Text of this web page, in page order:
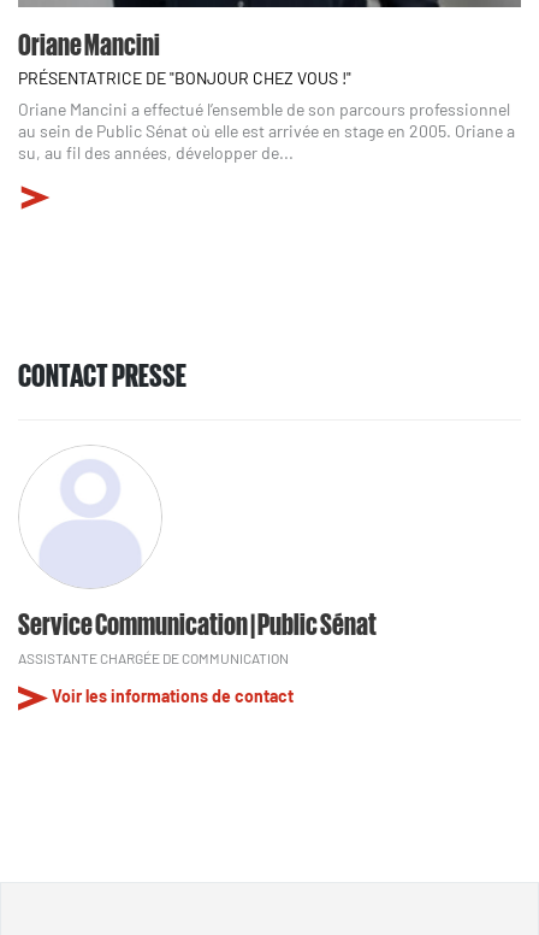
Oriane Mancini
PRÉSENTATRICE DE "BONJOUR CHEZ VOUS !"
Oriane Mancini a effectué l’ensemble de son parcours professionnel
au sein de Public Sénat où elle est arrivée en stage en 2005. Oriane a
su, au fil des années, développer de...
CONTACT PRESSE
Service Communication | Public Sénat
ASSISTANTE CHARGÉE DE COMMUNICATION
Voir les informations de contact